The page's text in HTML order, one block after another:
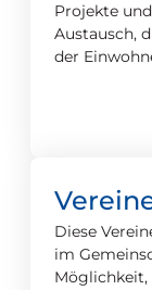
Projekte
Austausch,
der
Diese
im
Möglichkeit,